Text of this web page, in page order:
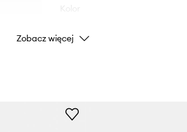
Marka
ID Produktu
Zobacz więcej